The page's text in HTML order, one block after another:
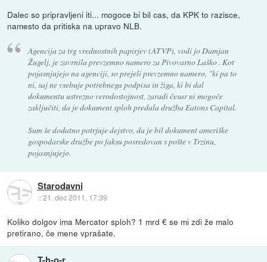
Dalec so pripravljeni iti... mogoce bi bil cas, da KPK to razisce,
namesto da pritiska na upravo NLB.
Agencija za trg vrednostnih papirjev (ATVP), vodi jo Damjan
Žugelj, je zavrnila prevzemno namero za Pivovarno Laško . Kot
pojasnjujejo na agenciji, so prejeli prevzemno namero, "ki pa to
ni, saj ne vsebuje potrebnega podpisa in žiga, ki bi dal
dokumentu ustrezno verodostojnost, zaradi česar ni mogoče
zaključiti, da je dokument sploh predala družba Eatons Capital.
Sum še dodatno potrjuje dejstvo, da je bil dokument ameriške
gospodarske družbe po faksu posredovan s pošte v Trzinu,
pojasnjujejo.
Starodavni
::21. dec 2011, 17:39
Koliko dolgov ima Mercator sploh? 1 mrd € se mi zdi že malo
pretirano, če mene vprašate.